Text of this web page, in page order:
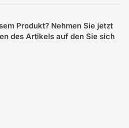
Produkt? Nehmen Sie jetzt
des Artikels auf den Sie sich